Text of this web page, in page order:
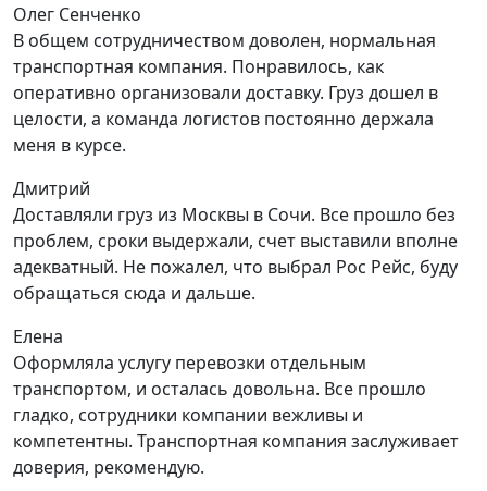
Олег Сенченко
В общем сотрудничеством доволен, нормальная
транспортная компания. Понравилось, как
оперативно организовали доставку. Груз дошел в
целости, а команда логистов постоянно держала
меня в курсе.
Дмитрий
Доставляли груз из Москвы в Сочи. Все прошло без
проблем, сроки выдержали, счет выставили вполне
адекватный. Не пожалел, что выбрал Рос Рейс, буду
обращаться сюда и дальше.
Елена
Оформляла услугу перевозки отдельным
транспортом, и осталась довольна. Все прошло
гладко, сотрудники компании вежливы и
компетентны. Транспортная компания заслуживает
доверия, рекомендую.